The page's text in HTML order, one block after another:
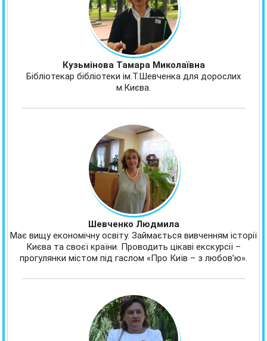
Кузьмінова Тамара Миколаївна
Бібліотекар бібліотеки ім.Т.Шевченка для дорослих
м.Києва.
Шевченко Людмила
Має вищу економічну освіту. Займається вивченням історії
Києва та своєї країни. Проводить цікаві екскурсії –
прогулянки містом під гаслом «Про Київ – з любов’ю».